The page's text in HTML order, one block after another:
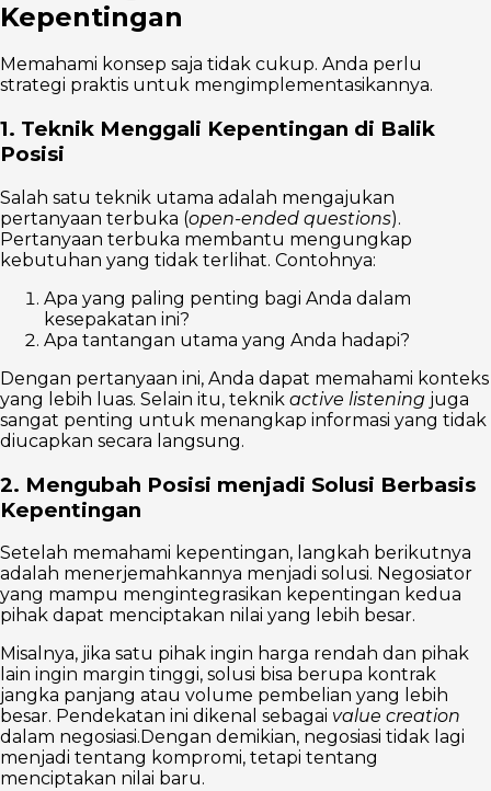
Kepentingan
Memahami konsep saja tidak cukup. Anda perlu
strategi praktis untuk mengimplementasikannya.
1. Teknik Menggali Kepentingan di Balik
Posisi
Salah satu teknik utama adalah mengajukan
pertanyaan terbuka (open-ended questions).
Pertanyaan terbuka membantu mengungkap
kebutuhan yang tidak terlihat. Contohnya:
Apa yang paling penting bagi Anda dalam
kesepakatan ini?
Apa tantangan utama yang Anda hadapi?
Dengan pertanyaan ini, Anda dapat memahami konteks
yang lebih luas. Selain itu, teknik active listening juga
sangat penting untuk menangkap informasi yang tidak
diucapkan secara langsung.
2. Mengubah Posisi menjadi Solusi Berbasis
Kepentingan
Setelah memahami kepentingan, langkah berikutnya
adalah menerjemahkannya menjadi solusi. Negosiator
yang mampu mengintegrasikan kepentingan kedua
pihak dapat menciptakan nilai yang lebih besar.
Misalnya, jika satu pihak ingin harga rendah dan pihak
lain ingin margin tinggi, solusi bisa berupa kontrak
jangka panjang atau volume pembelian yang lebih
besar. Pendekatan ini dikenal sebagai value creation
dalam negosiasi.Dengan demikian, negosiasi tidak lagi
menjadi tentang kompromi, tetapi tentang
menciptakan nilai baru.